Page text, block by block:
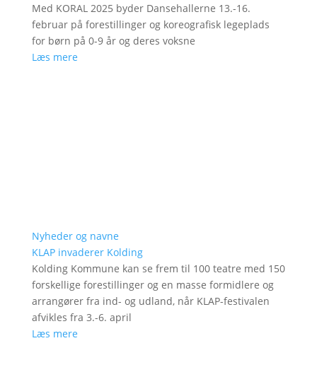
Med KORAL 2025 byder Dansehallerne 13.-16.
februar på forestillinger og koreografisk legeplads
for børn på 0-9 år og deres voksne
Læs mere
Nyheder og navne
KLAP invaderer Kolding
Kolding Kommune kan se frem til 100 teatre med 150
forskellige forestillinger og en masse formidlere og
arrangører fra ind- og udland, når KLAP-festivalen
afvikles fra 3.-6. april
Læs mere